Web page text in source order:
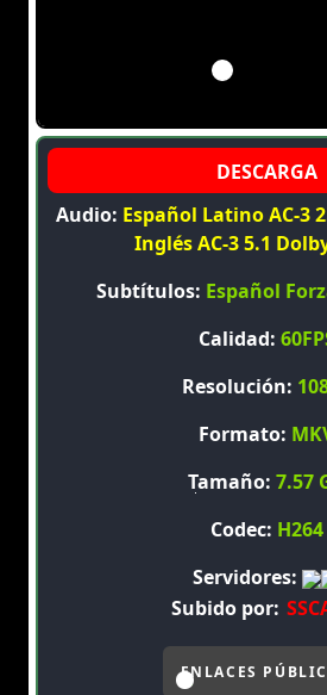
Audio: Español Latino AC-3
Inglés AC-3 5.1
Subtítulos: Español
Calidad:
Resolución:
Formato:
Tamaño: 7.57
Codec: H264
Servidores:
Subido por:
ENLACES